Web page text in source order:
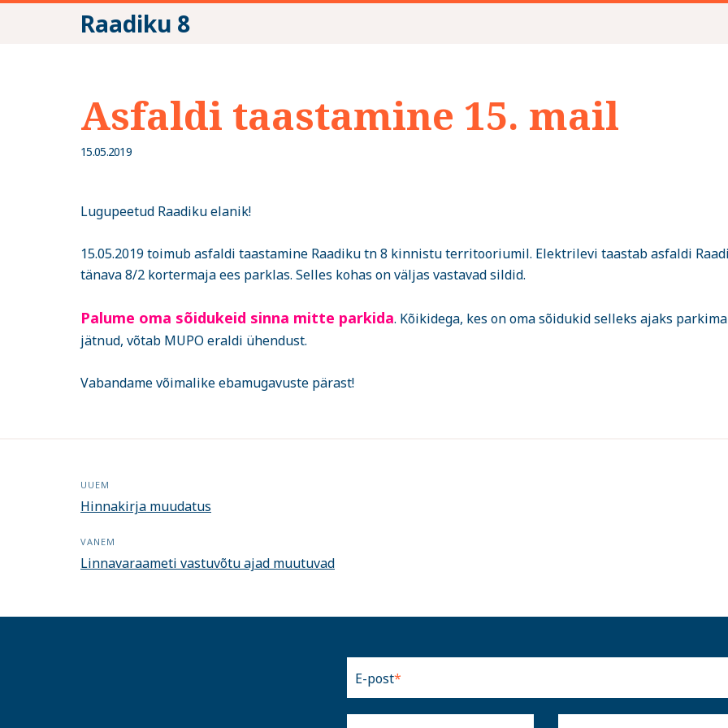
Raadiku 8
Asfaldi taastamine 15. mail
15.05.2019
Lugupeetud Raadiku elanik!
15.05.2019 toimub asfaldi taastamine Raadiku tn 8 kinnistu territooriumil. Elektrilevi taastab asfaldi
tänava 8/2 kortermaja ees parklas. Selles kohas on väljas vastavad sildid.
Palume oma sõidukeid sinna mitte parkida. Kõikidega, kes on oma sõidukid selleks ajaks parkima
jätnud, võtab MUPO eraldi ühendust.
Vabandame võimalike ebamugavuste pärast!
UUEM
Hinnakirja muudatus
VANEM
Linnavaraameti vastuvõtu ajad muutuvad
E-post